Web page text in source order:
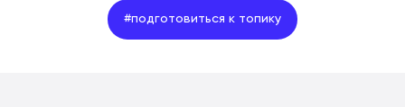
#подготовиться к топику